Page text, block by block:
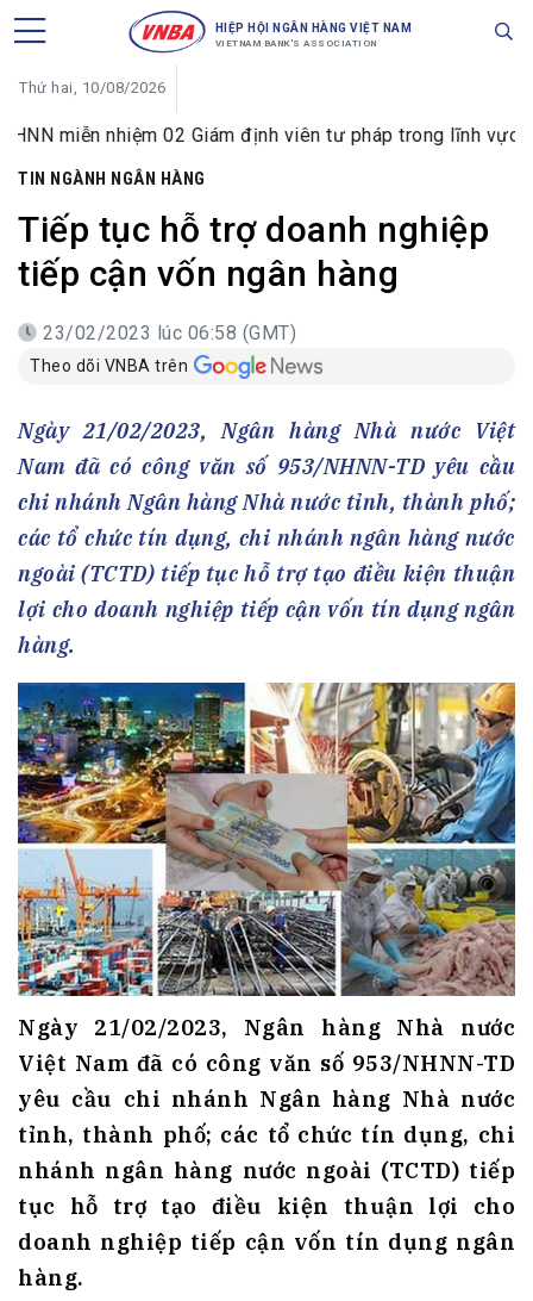
HIỆP HỘI NGÂN HÀNG VIỆT NAM
VIETNAM BANK'S ASSOCIATION
Thứ hai, 10/08/2026
nhiệm 02 Giám định viên tư pháp trong lĩnh vực tiền tệ và
TIN NGÀNH NGÂN HÀNG
Tiếp tục hỗ trợ doanh nghiệp
tiếp cận vốn ngân hàng
23/02/2023 lúc 06:58 (GMT)
Theo dõi VNBA trên
Ngày 21/02/2023, Ngân hàng Nhà nước Việt
Nam đã có công văn số 953/NHNN-TD yêu cầu
chi nhánh Ngân hàng Nhà nước tỉnh, thành phố;
các tổ chức tín dụng, chi nhánh ngân hàng nước
ngoài (TCTD) tiếp tục hỗ trợ tạo điều kiện thuận
lợi cho doanh nghiệp tiếp cận vốn tín dụng ngân
hàng.
Ngày 21/02/2023, Ngân hàng Nhà nước
Việt Nam đã có công văn số 953/NHNN-TD
yêu cầu chi nhánh Ngân hàng Nhà nước
tỉnh, thành phố; các tổ chức tín dụng, chi
nhánh ngân hàng nước ngoài (TCTD) tiếp
tục hỗ trợ tạo điều kiện thuận lợi cho
doanh nghiệp tiếp cận vốn tín dụng ngân
hàng.